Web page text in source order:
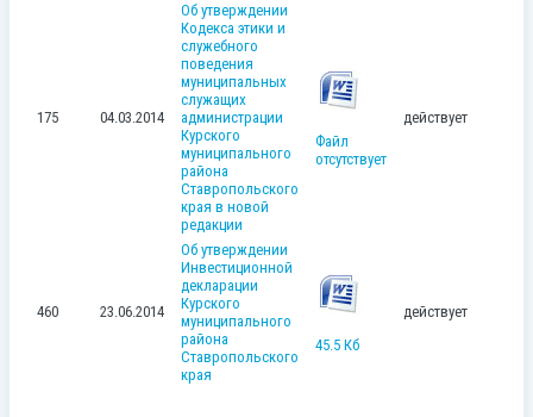
175 04.03.2014
Об утверждении
Кодекса этики и
служебного
поведения
муниципальных
служащих
администрации
Курского
муниципального
района
Ставропольского
края в новой
редакции
Файл
отсутствует
действует
460 23.06.2014
Об утверждении
Инвестиционной
декларации
Курского
муниципального
района
Ставропольского
края
45.5 Кб
действует